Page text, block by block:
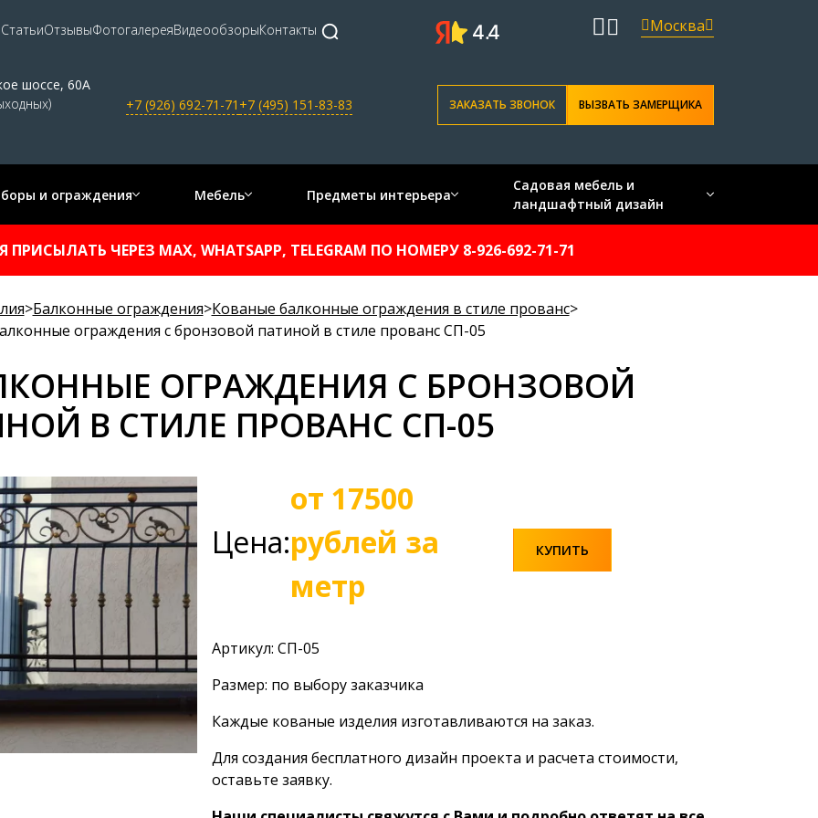
СтатьиОтзывыФотогалереяВидеообзорыКонтакты Москва
шоссе, 60А
+7 (926) 692-71-71 +7 (495) 151-83-83 ЗАКАЗАТЬ ЗВОНОК ВЫЗВАТЬ ЗАМЕРЩИКА
и ограждения Мебель Предметы интерьера
Садовая мебель и
ландшафтный дизайн
ЧЕРЕЗ MAX, WHATSAPP, TELEGRAM ПО НОМЕРУ 8-926-692-71-71
>Балконные ограждения>Кованые балконные ограждения в стиле прованс>
ограждения с бронзовой патиной в стиле прованс СП-05
ОГРАЖДЕНИЯ С БРОНЗОВОЙ
В СТИЛЕ ПРОВАНС СП-05
Цена:
от 17500
рублей за
метр
КУПИТЬ
Артикул: СП-05
Размер: по выбору заказчика
Каждые кованые изделия изготавливаются на заказ.
Для создания бесплатного дизайн проекта и расчета стоимости,
оставьте заявку.